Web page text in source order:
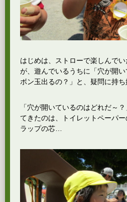
はじめは、ストローで楽しんで
が、遊んでいるうちに「穴が開
ボン玉出るの？」と、疑問に持
「穴が開いているのはどれだ～
てきたのは、トイレットペーパー
ラップの芯…